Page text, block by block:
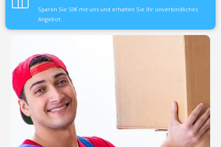
Sparen Sie 50€ mit uns und erhalten Sie Ihr unverbindliches
Angebot.